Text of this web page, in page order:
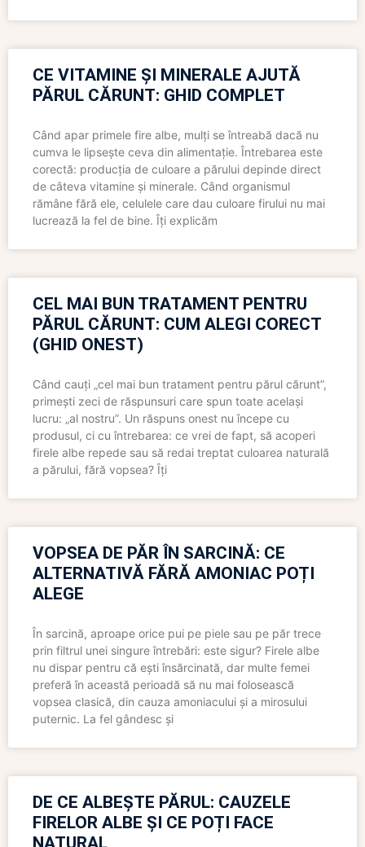
CE VITAMINE ȘI MINERALE AJUTĂ
PĂRUL CĂRUNT: GHID COMPLET
Când apar primele fire albe, mulți se întreabă dacă nu
cumva le lipsește ceva din alimentație. Întrebarea este
corectă: producția de culoare a părului depinde direct
de câteva vitamine și minerale. Când organismul
rămâne fără ele, celulele care dau culoare firului nu mai
lucrează la fel de bine. Îți explicăm
CEL MAI BUN TRATAMENT PENTRU
PĂRUL CĂRUNT: CUM ALEGI CORECT
(GHID ONEST)
Când cauți „cel mai bun tratament pentru părul cărunt”,
primești zeci de răspunsuri care spun toate același
lucru: „al nostru”. Un răspuns onest nu începe cu
produsul, ci cu întrebarea: ce vrei de fapt, să acoperi
firele albe repede sau să redai treptat culoarea naturală
a părului, fără vopsea? Îți
VOPSEA DE PĂR ÎN SARCINĂ: CE
ALTERNATIVĂ FĂRĂ AMONIAC POȚI
ALEGE
În sarcină, aproape orice pui pe piele sau pe păr trece
prin filtrul unei singure întrebări: este sigur? Firele albe
nu dispar pentru că ești însărcinată, dar multe femei
preferă în această perioadă să nu mai folosească
vopsea clasică, din cauza amoniacului și a mirosului
puternic. La fel gândesc și
DE CE ALBEȘTE PĂRUL: CAUZELE
FIRELOR ALBE ȘI CE POȚI FACE
NATURAL